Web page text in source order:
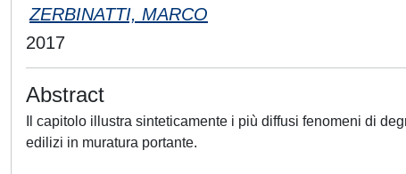
ZERBINATTI, MARCO
2017
Abstract
Il capitolo illustra sinteticamente i più diffusi fenomeni di
edilizi in muratura portante.